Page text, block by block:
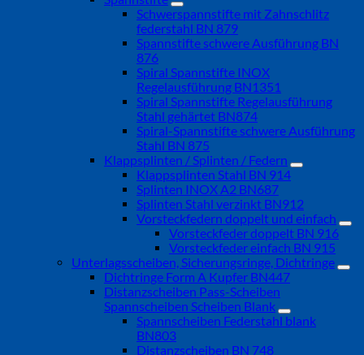
Schwerspannstifte mit Zahnschlitz
federstahl BN 879
Spannstifte schwere Ausführung BN
876
Spiral Spannstifte INOX
Regelausführung BN1351
Spiral Spannstifte Regelausführung
Stahl gehärtet BN874
Spiral-Spannstifte schwere Ausführung
Stahl BN 875
Klappsplinten / Splinten / Federn
Klappsplinten Stahl BN 914
Splinten INOX A2 BN687
Splinten Stahl verzinkt BN912
Vorsteckfedern doppelt und einfach
Vorsteckfeder doppelt BN 916
Vorsteckfeder einfach BN 915
Unterlagsscheiben, Sicherungsringe, Dichtringe
Dichtringe Form A Kupfer BN447
Distanzscheiben Pass-Scheiben
Spannscheiben Scheiben Blank
Spannscheiben Federstahl blank
BN803
Distanzscheiben BN 748